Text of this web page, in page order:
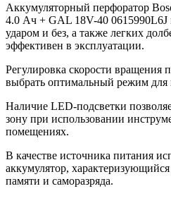
Аккумуляторный перфоратор
4.0 Ач + GAL 18V-40 0615990L6J
ударом и без, а также легких
эффективен в эксплуатации.
Регулировка скорости вращения
выбрать оптимальный режим для
Наличие LED-подсветки
зону при использовании
помещениях.
В качестве источника питания
аккумулятор,
памяти и саморазряда.